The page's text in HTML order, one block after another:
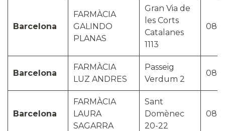
Barcelona
FARMÀCIA
GALINDO
PLANAS
Gran Via de
les Corts
Catalanes
1113
Barcelona
FARMÀCIA
LUZ ANDRES
Passeig
Verdum 2
Barcelona
FARMÀCIA
LAURA
SAGARRA
Sant
Domènec
20-22